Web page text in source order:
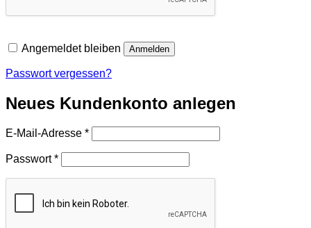
Angemeldet bleiben Anmelden
Passwort vergessen?
Neues Kundenkonto anlegen
E-Mail-Adresse *Erforderlich
Passwort*Erforderlich